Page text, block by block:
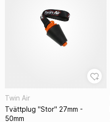
Twin Air
Tvättplug "Stor" 27mm -
50mm